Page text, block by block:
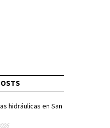
hidráulicas en San